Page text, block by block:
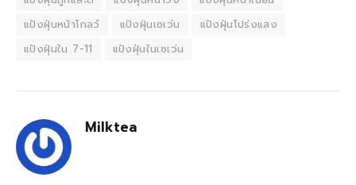
แป้งฝุ่นหน้าโกลว์
แป้งฝุ่นเซเว่น
แป้งฝุ่นโปร่งแสง
แป้งฝุ่นใน 7-11
แป้งฝุ่นในเซเว่น
Milktea